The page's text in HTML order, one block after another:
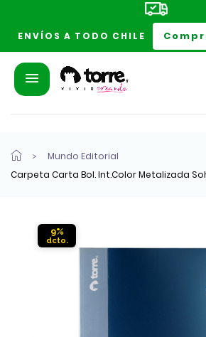
ENVÍOS A TODO CHILE
Mundo Editorial
Carpeta Carta Bol. Int.Color Metalizada
9%